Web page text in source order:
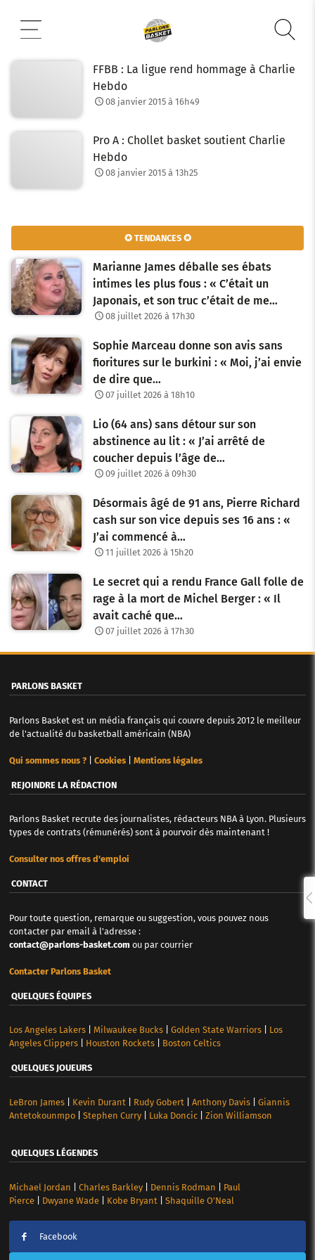
contenu
FFBB : La ligue rend hommage à Charlie
Hebdo
08 janvier 2015 à 16h49
Pro A : Chollet basket soutient Charlie
Hebdo
08 janvier 2015 à 13h25
✪ TENDANCES ✪
Marianne James déballe ses ébats
intimes les plus fous : « C’était un
Japonais, et son truc c’était de me…
08 juillet 2026 à 17h30
Sophie Marceau donne son avis sans
fioritures sur le burkini : « Moi, j’ai envie
de dire que…
07 juillet 2026 à 18h10
Lio (64 ans) sans détour sur son
abstinence au lit : « J’ai arrêté de
coucher depuis l’âge de…
09 juillet 2026 à 09h30
Désormais âgé de 91 ans, Pierre Richard
cash sur son vice depuis ses 16 ans : «
J’ai commencé à…
11 juillet 2026 à 15h20
Le secret qui a rendu France Gall folle de
rage à la mort de Michel Berger : « Il
avait caché que…
07 juillet 2026 à 17h30
PARLONS BASKET
Parlons Basket est un média français qui couvre depuis 2012 le meilleur
de l'actualité du basketball américain (NBA)
Qui sommes nous ?| Cookies| Mentions légales
REJOINDRE LA RÉDACTION
Parlons Basket recrute des journalistes, rédacteurs NBA à Lyon. Plusieurs
types de contrats (rémunérés) sont à pourvoir dès maintenant !
Consulter nos offres d'emploi
CONTACT
Pour toute question, remarque ou suggestion, vous pouvez nous
contacter par email à l'adresse :
contact@parlons-basket.com ou par courrier
Contacter Parlons Basket
QUELQUES ÉQUIPES
Los Angeles Lakers| Milwaukee Bucks| Golden State Warriors| Los
Angeles Clippers| Houston Rockets| Boston Celtics
QUELQUES JOUEURS
LeBron James| Kevin Durant Rudy Gobert Anthony Davis| Giannis
Antetokounmpo| Stephen Curry| Luka Doncic| Zion Williamson
QUELQUES LÉGENDES
Michael Jordan Charles Barkley| Dennis Rodman
Paul
Pierce| Dwyane Wade| Kobe Bryant Shaquille O’Neal
Facebook